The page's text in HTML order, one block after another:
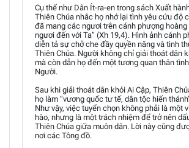
Cụ thể như Dân Ít-ra-en trong sách Xuất
Thiên Chúa nhắc họ nhớ lại tình yêu cứu độ
đã mang các ngươi trên cánh phượng
ngươi đến với Ta” (Xh 19,4). Hình ảnh cánh
diễn tả sự chở che đầy quyền năng và tình
Thiên Chúa. Người không chỉ giải thoát dân
mà còn dẫn họ đến một tương quan thân
Người.
Sau khi giải thoát dân khỏi Ai Cập, Thiên
họ làm “vương quốc tư tế, dân tộc hiến
Như vậy, việc tuyển chọn không phải là một
hào, nhưng là một trách nhiệm để trở nên
Thiên Chúa giữa muôn dân. Lời này cũng
nơi các Tông đồ.